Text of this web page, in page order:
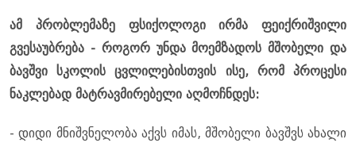
ამ პრობლემაზე ფსიქოლოგი ირმა ფეიქრიშვილი
გვესაუბრება - როგორ უნდა მოემზადოს მშობელი და
ბავშვი სკოლის ცვლილებისთვის ისე, რომ პროცესი
ნაკლებად მატრავმირებელი აღმოჩნდეს:
- დიდი მნიშვნელობა აქვს იმას, მშობელი ბავშვს ახალი